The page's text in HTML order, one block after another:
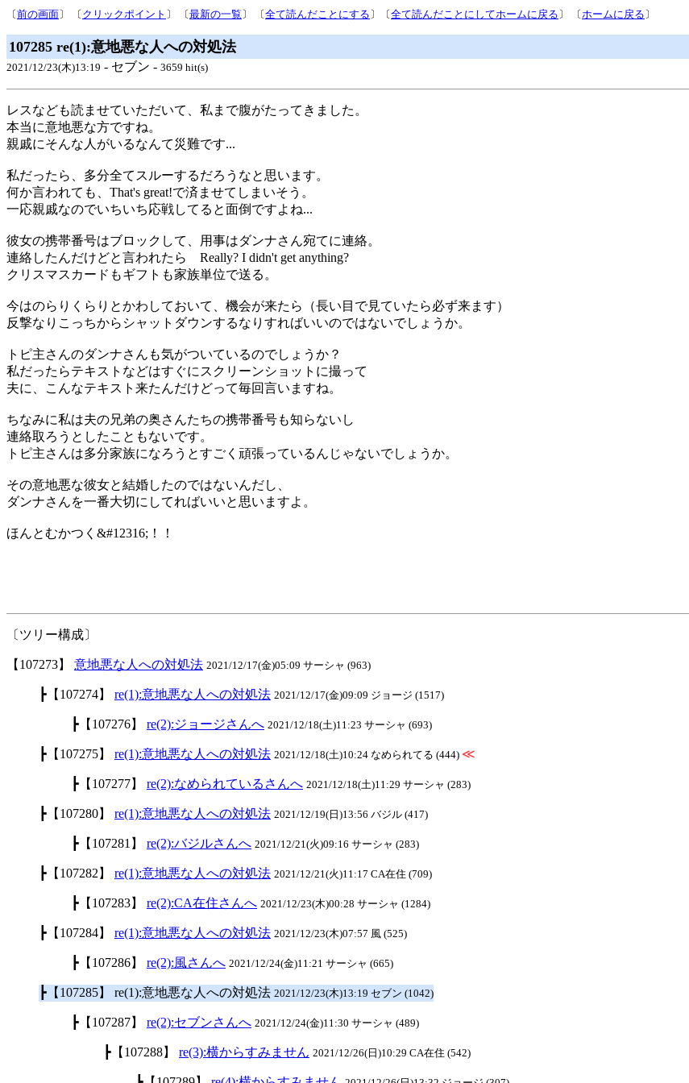
〔前の画面〕 〔 クリックポイント 〕 〔最新の一覧 〕 〔全て読んだことにする 〕〔全て読んだことにしてホームに戻る 〕 〔ホームに戻る 〕
107285 re(1):意地悪な人への対処法
2021/12/23(木)13:19 - セブン - 3659 hit(s)
レスなども読ませていただいて、私まで腹がたってきました。
本当に意地悪な方ですね。
親戚にそんな人がいるなんて災難です...
私だったら、多分全てスルーするだろうなと思います。
何か言われても、That's great!で済ませてしまいそう。
一応親戚なのでいちいち応戦してると面倒ですよね...
彼女の携帯番号はブロックして、用事はダンナさん宛てに連絡。
連絡したんだけどと言われたら Really? I didn't get anything?
クリスマスカードもギフトも家族単位で送る。
今はのらりくらりとかわしておいて、機会が来たら（長い目で見ていたら必ず来ます）
反撃なりこっちからシャットダウンするなりすればいいのではないでしょうか。
トピ主さんのダンナさんも気がついているのでしょうか？
私だったらテキストなどはすぐにスクリーンショットに撮って
夫に、こんなテキスト来たんだけどって毎回言いますね。
ちなみに私は夫の兄弟の奥さんたちの携帯番号も知らないし
連絡取ろうとしたこともないです。
トピ主さんは多分家族になろうとすごく頑張っているんじゃないでしょうか。
その意地悪な彼女と結婚したのではないんだし、
ダンナさんを一番大切にしてればいいと思いますよ。
ほんとむかつく&#12316;！！
〔ツリー構成〕
【107273】 意地悪な人への対処法 2021/12/17(金)05:09 サーシャ (963)
┣【107274】 re(1):意地悪な人への対処法 2021/12/17(金)09:09 ジョージ (1517)
┣【107276】 re(2):ジョージさんへ 2021/12/18(土)11:23 サーシャ (693)
┣【107275】 re(1):意地悪な人への対処法 2021/12/18(土)10:24 なめられてる (444) ≪
┣【107277】 re(2):なめられているさんへ 2021/12/18(土)11:29 サーシャ (283)
┣【107280】 re(1):意地悪な人への対処法 2021/12/19(日)13:56 バジル (417)
┣【107281】 re(2):バジルさんへ 2021/12/21(火)09:16 サーシャ (283)
┣【107282】 re(1):意地悪な人への対処法 2021/12/21(火)11:17 CA在住 (709)
┣【107283】 re(2):CA在住さんへ 2021/12/23(木)00:28 サーシャ (1284)
┣【107284】 re(1):意地悪な人への対処法 2021/12/23(木)07:57 風 (525)
┣【107286】 re(2):風さんへ 2021/12/24(金)11:21 サーシャ (665)
┣【107285】 re(1):意地悪な人への対処法 2021/12/23(木)13:19 セブン (1042)
┣【107287】 re(2):セブンさんへ 2021/12/24(金)11:30 サーシャ (489)
┣【107288】 re(3):横からすみません 2021/12/26(日)10:29 CA在住 (542)